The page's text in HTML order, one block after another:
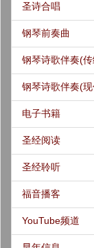
圣诗合唱
钢琴前奏曲
钢琴诗歌伴奏(
钢琴诗歌伴奏(
电子书籍
圣经阅读
圣经聆听
福音播客
YouTube频道